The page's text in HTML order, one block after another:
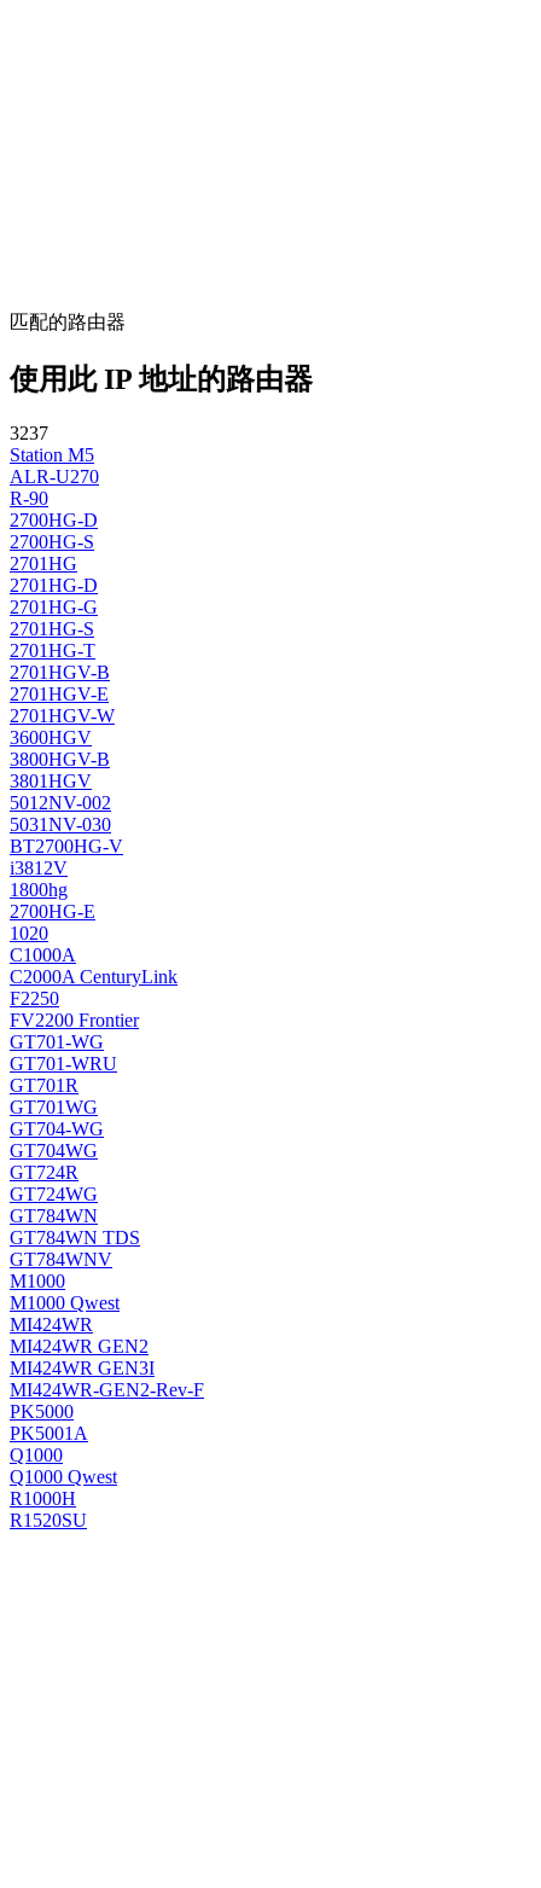
匹配的路由器
使用此 IP 地址的路由器
3237
Station M5
ALR-U270
R-90
2700HG-D
2700HG-S
2701HG
2701HG-D
2701HG-G
2701HG-S
2701HG-T
2701HGV-B
2701HGV-E
2701HGV-W
3600HGV
3800HGV-B
3801HGV
5012NV-002
5031NV-030
BT2700HG-V
i3812V
1800hg
2700HG-E
1020
C1000A
C2000A CenturyLink
F2250
FV2200 Frontier
GT701-WG
GT701-WRU
GT701R
GT701WG
GT704-WG
GT704WG
GT724R
GT724WG
GT784WN
GT784WN TDS
GT784WNV
M1000
M1000 Qwest
MI424WR
MI424WR GEN2
MI424WR GEN3I
MI424WR-GEN2-Rev-F
PK5000
PK5001A
Q1000
Q1000 Qwest
R1000H
R1520SU